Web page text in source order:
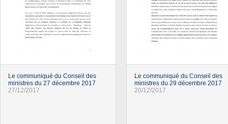
Le communiqué du Conseil des
ministres du 27 décembre 2017
27/12/2017
Le communiqué du Conseil des
ministres du 29 décembre 2017
20/12/2017